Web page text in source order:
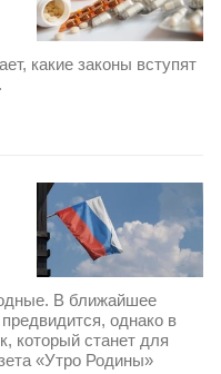
какие законы вступят
В ближайшее
однако в
который станет для
«Утро Родины»